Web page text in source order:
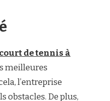
de tennis à
meilleures
l’entreprise
obstacles. De plus,